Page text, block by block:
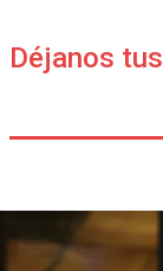
Déjanos